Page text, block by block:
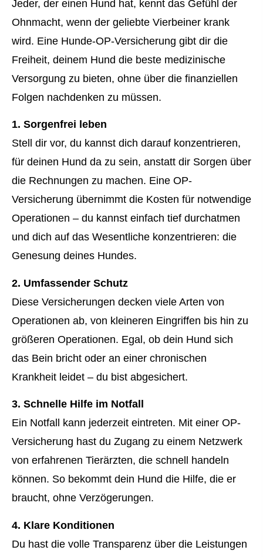
Jeder, der einen Hund hat, kennt das Gefühl der
Ohnmacht, wenn der geliebte Vierbeiner krank
wird. Eine Hunde-OP-Versicherung gibt dir die
Freiheit, deinem Hund die beste medizinische
Versorgung zu bieten, ohne über die finanziellen
Folgen nachdenken zu müssen.
1. Sorgenfrei leben
Stell dir vor, du kannst dich darauf konzentrieren,
für deinen Hund da zu sein, anstatt dir Sorgen über
die Rechnungen zu machen. Eine OP-
Versicherung übernimmt die Kosten für notwendige
Operationen – du kannst einfach tief durchatmen
und dich auf das Wesentliche konzentrieren: die
Genesung deines Hundes.
2. Umfassender Schutz
Diese Versicherungen decken viele Arten von
Operationen ab, von kleineren Eingriffen bis hin zu
größeren Operationen. Egal, ob dein Hund sich
das Bein bricht oder an einer chronischen
Krankheit leidet – du bist abgesichert.
3. Schnelle Hilfe im Notfall
Ein Notfall kann jederzeit eintreten. Mit einer OP-
Versicherung hast du Zugang zu einem Netzwerk
von erfahrenen Tierärzten, die schnell handeln
können. So bekommt dein Hund die Hilfe, die er
braucht, ohne Verzögerungen.
4. Klare Konditionen
Du hast die volle Transparenz über die Leistungen